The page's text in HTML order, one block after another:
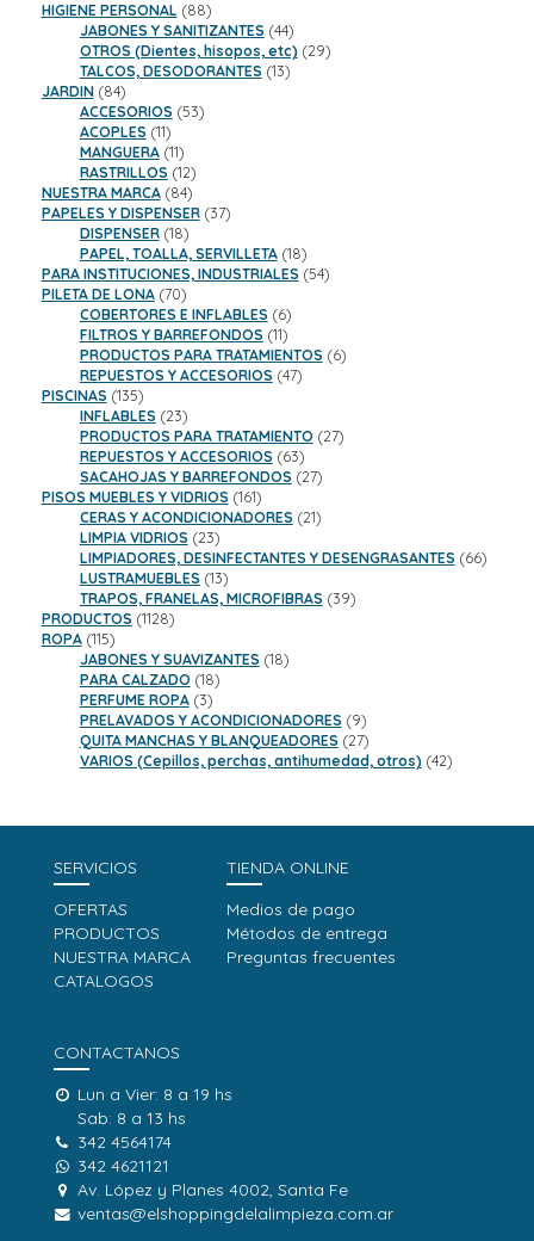
productos
HIGIENE PERSONAL 8888
productos
JABONES Y SANITIZANTES 4444
productos
OTROS (Dientes, hisopos, etc) 2929
TALCOS, DESODORANTES 1313
JARDIN 8484
productos
ACCESORIOS 5353
ACOPLES 1111
productos
MANGUERA 1111
productos
RASTRILLOS 1212
productos
NUESTRA MARCA 8484
productos
PAPELES Y DISPENSER 3737
DISPENSER 1818
productos
PAPEL, TOALLA, SERVILLETA 1818
productos
PARA INSTITUCIONES, INDUSTRIALES 5454
PILETA DE LONA 7070
productos
COBERTORES E INFLABLES 66
productos
FILTROS Y BARREFONDOS 1111
productos
PRODUCTOS PARA TRATAMIENTOS 66
REPUESTOS Y ACCESORIOS 4747
PISCINAS 135135
productos
INFLABLES 2323
productos
PRODUCTOS PARA TRATAMIENTO 2727
REPUESTOS Y ACCESORIOS 6363
productos
SACAHOJAS Y BARREFONDOS 2727
PISOS MUEBLES Y VIDRIOS 161161
productos
CERAS Y ACONDICIONADORES 2121
LIMPIA VIDRIOS 2323
productos
LIMPIADORES, DESINFECTANTES Y DESENGRASANTES 6666
LUSTRAMUEBLES 1313
productos
TRAPOS, FRANELAS, MICROFIBRAS 3939
PRODUCTOS 11281128
ROPA 115115
productos
JABONES Y SUAVIZANTES 1818
PARA CALZADO 1818
PERFUME ROPA 33
productos
PRELAVADOS Y ACONDICIONADORES 99
productos
QUITA MANCHAS Y BLANQUEADORES 2727
productos
VARIOS (Cepillos, perchas, antihumedad, otros) 4242
SERVICIOS
OFERTAS
PRODUCTOS
NUESTRA MARCA
CATALOGOS
TIENDA ONLINE
Medios de pago
Métodos de entrega
Preguntas frecuentes
CONTACTANOS
Lun a Vier: 8 a 19 hs
Sab: 8 a 13 hs
342 4564174
342 4621121
Av. López y Planes 4002, Santa Fe
ventas@elshoppingdelalimpieza.com.ar